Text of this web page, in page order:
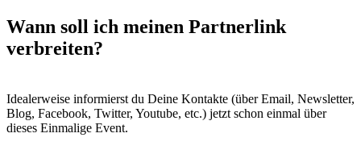
Wann soll ich meinen Partnerlink
verbreiten?
Idealerweise informierst du Deine Kontakte (über Email, Newsletter,
Blog, Facebook, Twitter, Youtube, etc.) jetzt schon einmal über
dieses Einmalige Event.